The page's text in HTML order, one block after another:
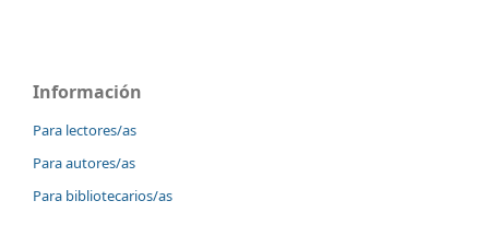
Información
Para lectores/as
Para autores/as
Para bibliotecarios/as